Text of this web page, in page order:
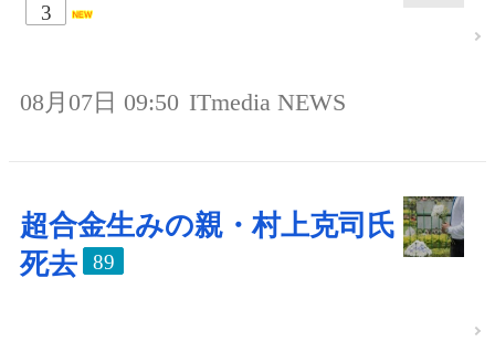
3
08月07日 09:50 ITmedia NEWS
超合金生みの親・村上克司氏
死去
89